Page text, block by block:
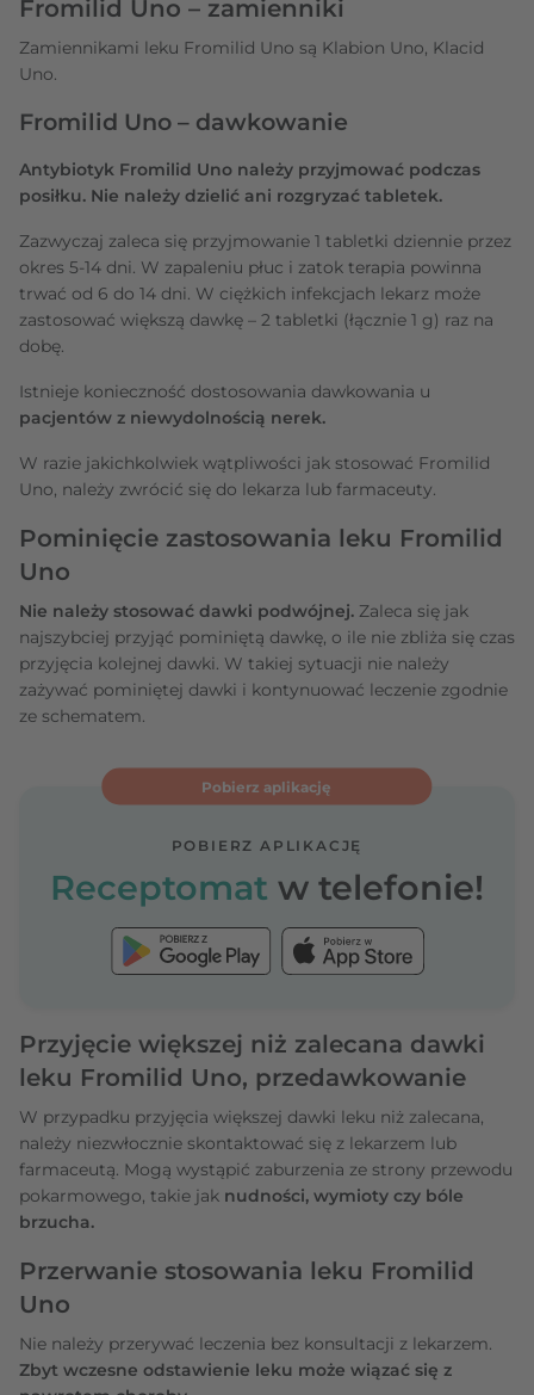
Fromilid Uno – zamienniki
Zamiennikami leku Fromilid Uno są Klabion Uno, Klacid
Uno.
Fromilid Uno – dawkowanie
Antybiotyk Fromilid Uno należy przyjmować podczas
posiłku. Nie należy dzielić ani rozgryzać tabletek.
Zazwyczaj zaleca się przyjmowanie 1 tabletki dziennie przez
okres 5-14 dni. W zapaleniu płuc i zatok terapia powinna
trwać od 6 do 14 dni. W ciężkich infekcjach lekarz może
zastosować większą dawkę – 2 tabletki (łącznie 1 g) raz na
dobę.
Istnieje konieczność dostosowania dawkowania u
pacjentów z niewydolnością nerek.
W razie jakichkolwiek wątpliwości jak stosować Fromilid
Uno, należy zwrócić się do lekarza lub farmaceuty.
Pominięcie zastosowania leku Fromilid
Uno
Nie należy stosować dawki podwójnej. Zaleca się jak
najszybciej przyjąć pominiętą dawkę, o ile nie zbliża się czas
przyjęcia kolejnej dawki. W takiej sytuacji nie należy
zażywać pominiętej dawki i kontynuować leczenie zgodnie
ze schematem.
Pobierz aplikację
POBIERZ APLIKACJĘ
Receptomat w telefonie!
Przyjęcie większej niż zalecana dawki
leku Fromilid Uno, przedawkowanie
W przypadku przyjęcia większej dawki leku niż zalecana,
należy niezwłocznie skontaktować się z lekarzem lub
farmaceutą. Mogą wystąpić zaburzenia ze strony przewodu
pokarmowego, takie jak nudności, wymioty czy bóle
brzucha.
Przerwanie stosowania leku Fromilid
Uno
Nie należy przerywać leczenia bez konsultacji z lekarzem.
Zbyt wczesne odstawienie leku może wiązać się z